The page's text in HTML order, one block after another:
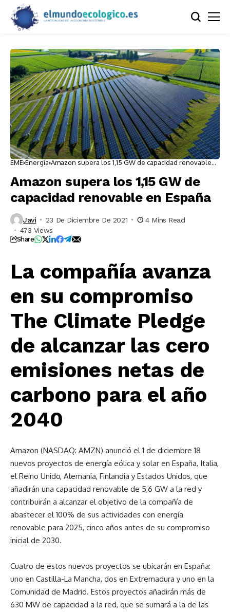
EME Energía Amazon supera los 1,15 GW de capacidad renovable
Amazon supera los 1,15 GW de
capacidad renovable en España
Javi 23 De Diciembre De 2021
4 Mins Read
473 Views
Share
La compañía avanza
en su compromiso
The Climate Pledge
de alcanzar las cero
emisiones netas de
carbono para el año
2040
Amazon (NASDAQ: AMZN) anunció el 1 de diciembre 18
nuevos proyectos de energía eólica y solar en España, Italia,
el Reino Unido, Alemania, Finlandia y Estados Unidos, que
añadirán una capacidad renovable de 5,6 GW a la red y
contribuirán a alcanzar el objetivo de la compañía de
abastecer el 100% de sus actividades con energía
renovable para 2025, cinco años antes de su compromiso
inicial de 2030.
Cuatro de estos nuevos proyectos se ubicarán en España:
uno en Castilla-La Mancha, dos en Extremadura y uno en la
Comunidad de Madrid. Estos proyectos añadirán más de
630 MW de capacidad a la red, que se sumará a la de las